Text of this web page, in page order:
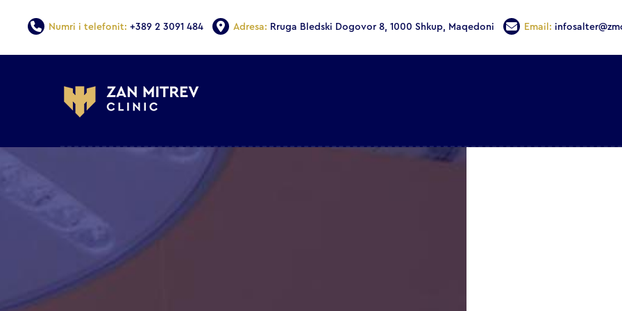
Numri i telefonit: +389 2 3091 484 Adresa: Rruga Bledski Dogovor 8, 1000 Shkup, Maqedoni Email: